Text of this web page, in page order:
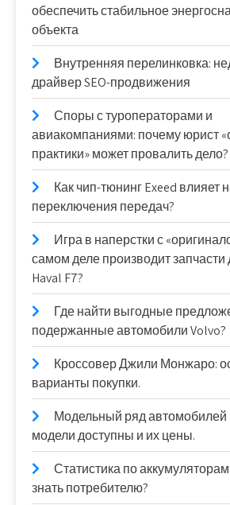
обеспечить стабильное
объекта
Внутренняя перелинковка:
драйвер SEO-продвижения
Споры с туроператорами и
авиакомпаниями: почему юрист
практики» может провалить дело?
Как чип-тюнинг Exeed влияет
переключения передач?
Игра в наперстки с
самом деле производит
Haval F7?
Где найти выгодные
подержанные автомобили Volvo?
Кроссовер Джили Монжаро:
варианты покупки.
Модельный ряд автомобилей
модели доступны и их цены.
Статистика по
знать потребителю?